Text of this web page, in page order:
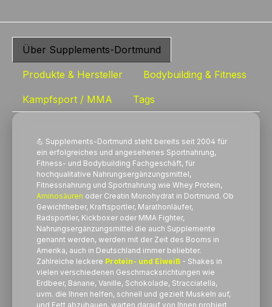
Über Supplements-Dortmund
Produkte & Hersteller Bodybuilding & Fitness
Kampfsport / MMA Tags
💪 Supplements-Dortmund steht bereits seit 2004 für
ein erfolgreiches und angesehenes Sportnahrung,
Fitness- und Bodybuilding Fachgeschäft, für
hochqualitative Nahrungsergänzungsmittel,
Fitnessnahrung und Sportnahrung wie Whey Protein,
Aminosäuren oder Creatin Monohydrat in Dortmund. Ob
Gewichtheber, Kraftsportler, Marathonläufer,
Radsportler, Kickboxer oder MMA Fighter,
Nahrungsergänzungsmittel die auch Supplemente
genannt werden, werden mit der Zeit des Booms in
Amerika, auch in Deutschland immer beliebter.
Zahlreiche leckere Protein- und Eiweiß - Shakes in
vielen verschiedenen Geschmacksrichtungen wie
Erdbeer, Banane, Vanille, Schokolade, Stracciatella,
uvm. die Ihnen helfen, schnell und gezielt Muskeln auf,
und Fett abzubauen, warten darauf von Ihnen probiert